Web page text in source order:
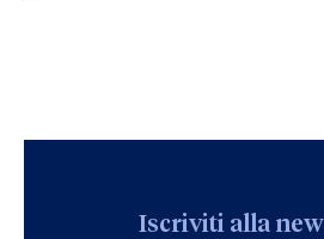
Iscriviti alla